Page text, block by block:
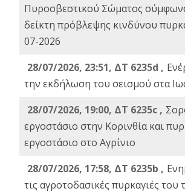
Πυροσβεστικού Σώματος
δείκτη πρόβλεψης κινδύνου
07-2026
28/07/2026, 23:51, ΔΤ 6235d ,
την εκδήλωση του σεισμού στα
28/07/2026, 19:00, ΔΤ 6235c ,
εργοστάσιο στην Κορινθία και
εργοστάσιο στο Αγρίνιο
28/07/2026, 17:58, ΔΤ 6235b ,
τις αγροτοδασικές πυρκαγιές του